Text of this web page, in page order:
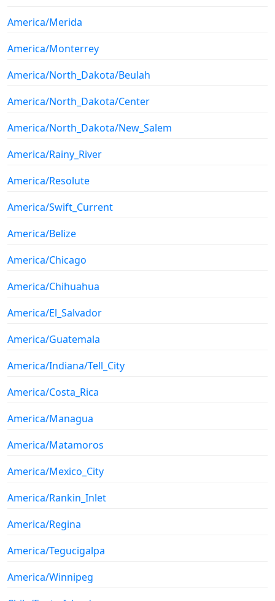
America/Merida
America/Monterrey
America/North_Dakota/Beulah
America/North_Dakota/Center
America/North_Dakota/New_Salem
America/Rainy_River
America/Resolute
America/Swift_Current
America/Belize
America/Chicago
America/Chihuahua
America/El_Salvador
America/Guatemala
America/Indiana/Tell_City
America/Costa_Rica
America/Managua
America/Matamoros
America/Mexico_City
America/Rankin_Inlet
America/Regina
America/Tegucigalpa
America/Winnipeg